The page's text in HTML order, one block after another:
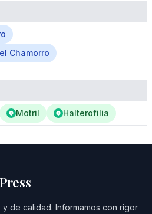
Chamorro
Motril Halterofilia
de calidad. Informamos con rigor